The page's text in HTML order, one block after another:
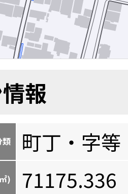
報
類 町丁・字等
) 71175.336